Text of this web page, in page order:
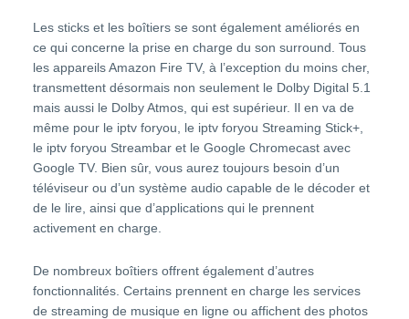
Les sticks et les boîtiers se sont également améliorés en
ce qui concerne la prise en charge du son surround. Tous
les appareils Amazon Fire TV, à l’exception du moins cher,
transmettent désormais non seulement le Dolby Digital 5.1
mais aussi le Dolby Atmos, qui est supérieur. Il en va de
même pour le iptv foryou, le iptv foryou Streaming Stick+,
le iptv foryou Streambar et le Google Chromecast avec
Google TV. Bien sûr, vous aurez toujours besoin d’un
téléviseur ou d’un système audio capable de le décoder et
de le lire, ainsi que d’applications qui le prennent
activement en charge.
De nombreux boîtiers offrent également d’autres
fonctionnalités. Certains prennent en charge les services
de streaming de musique en ligne ou affichent des photos